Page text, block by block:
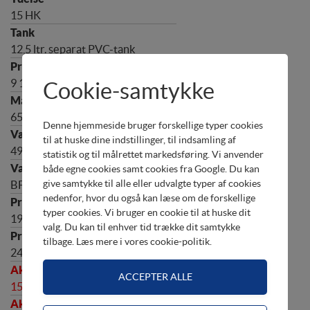
15 HK
12,5 ltr. separat PVC-tank
9 1/4 x 10" (4 blade)"
650 mm x 350 mm x 1240 mm
49,5 kg
BF15DK2 LHU
19.596,00
24.495,00
15.996,00
Cookie-samtykke
Denne hjemmeside bruger forskellige typer cookies
til at huske dine indstillinger, til indsamling af
statistik og til målrettet markedsføring. Vi anvender
både egne cookies samt cookies fra Google. Du kan
give samtykke til alle eller udvalgte typer af cookies
nedenfor, hvor du også kan læse om de forskellige
typer cookies. Vi bruger en cookie til at huske dit
valg. Du kan til enhver tid trække dit samtykke
tilbage. Læs mere i vores cookie-politik